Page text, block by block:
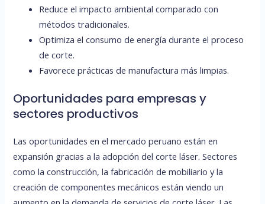
Reduce el impacto ambiental comparado con
métodos tradicionales.
Optimiza el consumo de energía durante el proceso
de corte.
Favorece prácticas de manufactura más limpias.
Oportunidades para empresas y
sectores productivos
Las oportunidades en el mercado peruano están en
expansión gracias a la adopción del corte láser. Sectores
como la construcción, la fabricación de mobiliario y la
creación de componentes mecánicos están viendo un